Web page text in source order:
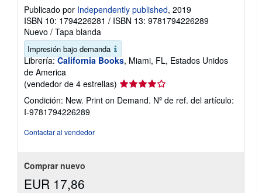
Publicado por Independently published, 2019
ISBN 10: 1794226281 / ISBN 13: 9781794226289
Nuevo / Tapa blanda
Impresión bajo demanda
Librería: California Books, Miami, FL, Estados Unidos
de America
(vendedor de 4 estrellas) Calificación
del
vendedor:
Condición: New. Print on Demand. Nº de ref. del artículo:
I-9781794226289
Contactar al vendedor
Comprar nuevo
EUR 17,86